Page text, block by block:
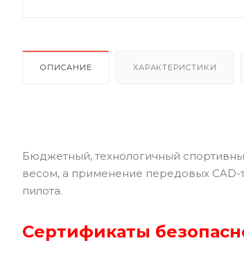
ОПИСАНИЕ ХАРАКТЕРИСТИКИ
Бюджетный, технологичный
весом, а применение передовых
пилота.
Сертификаты